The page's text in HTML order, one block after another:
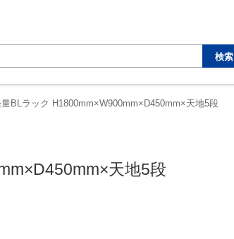
検索
BLラック H1800mm×W900mm×D450mm×天地5段
天地5段